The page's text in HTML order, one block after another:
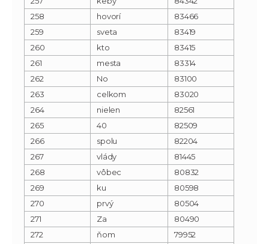
258
hovorí
83466
259
sveta
83419
260
kto
83415
261
mesta
83314
262
No
83100
263
celkom
83020
264
nielen
82561
265
40
82509
266
spolu
82204
267
vlády
81445
268
vôbec
80832
269
ku
80598
270
prvý
80504
271
Za
80490
272
ňom
79952